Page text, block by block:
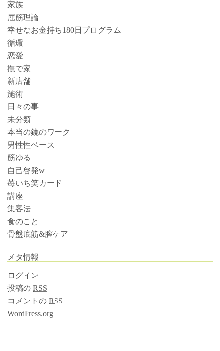
家族
屈筋理論
幸せなお金持ち180日プログラム
循環
恋愛
撫で家
新店舗
施術
日々の事
未分類
本当の鏡のワーク
男性性ベース
筋ゆる
自己啓発w
苺いち笑カード
講座
集客法
食のこと
骨盤底筋&膣ケア
メタ情報
ログイン
投稿の RSS
コメントの RSS
WordPress.org